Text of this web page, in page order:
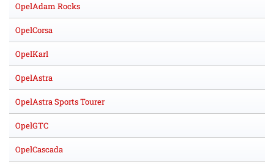
OpelAdam Rocks
OpelCorsa
OpelKarl
OpelAstra
OpelAstra Sports Tourer
OpelGTC
OpelCascada